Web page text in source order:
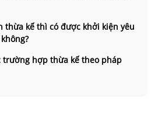
thừa kế thì có được khởi kiện yêu
trường hợp thừa kế theo pháp